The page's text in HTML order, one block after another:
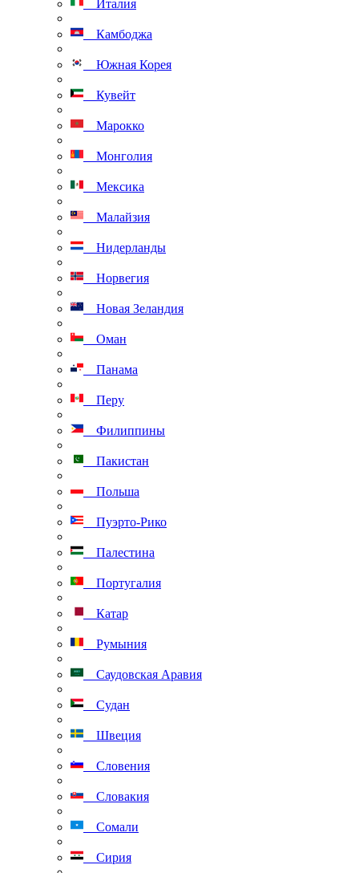
Италия
Камбоджа
Южная Корея
Кувейт
Марокко
Монголия
Мексика
Малайзия
Нидерланды
Норвегия
Новая Зеландия
Оман
Панама
Перу
Филиппины
Пакистан
Польша
Пуэрто-Рико
Палестина
Португалия
Катар
Румыния
Саудовская Аравия
Судан
Швеция
Словения
Словакия
Сомали
Сирия